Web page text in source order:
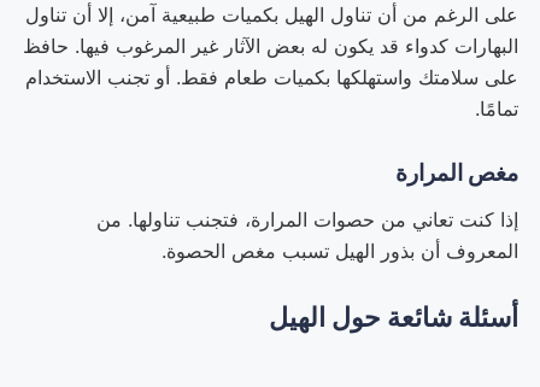
على الرغم من أن تناول الهيل بكميات طبيعية آمن، إلا أن تناول
البهارات كدواء قد يكون له بعض الآثار غير المرغوب فيها. حافظ
على سلامتك واستهلكها بكميات طعام فقط. أو تجنب الاستخدام
تمامًا.
مغص المرارة
إذا كنت تعاني من حصوات المرارة، فتجنب تناولها. من
المعروف أن بذور الهيل تسبب مغص الحصوة.
أسئلة شائعة حول الهيل